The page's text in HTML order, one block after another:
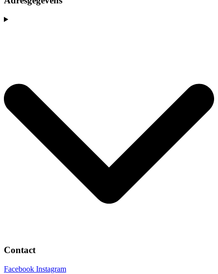
Contact
Facebook Instagram